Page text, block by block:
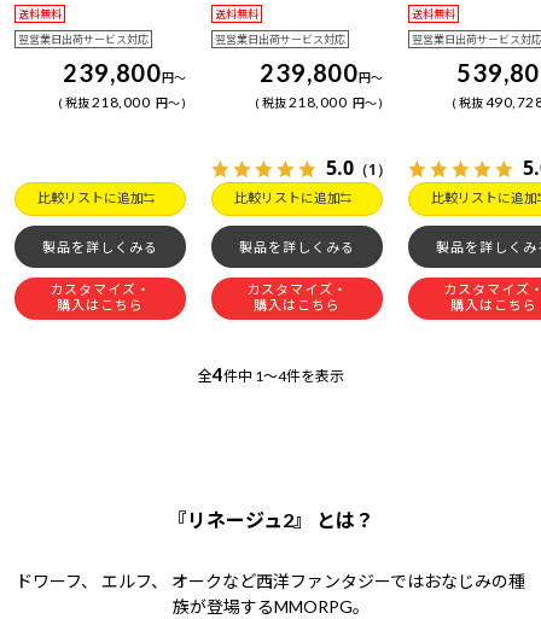
送料無料
翌営業日出荷サービス対応
239,800円～
税抜218,000 円～
比較リストに追加
製品を詳しくみる
カスタマイズ・
購入はこちら
送料無料
翌営業日出荷サービス対応
239,800円～
税抜218,000 円～
5.0 （1）
比較リストに追加
製品を詳しくみる
カスタマイズ・
購入はこちら
送料無料
翌営業日出荷サービス対応
税抜
比較リストに追加
製品を詳しくみ
カスタマイズ
購入はこちら
全4件中 1～4件を表示
『リネージュ2』 とは？
ドワーフ、 エルフ、 オークなど西洋ファンタジーではおなじみの種
族が登場するMMORPG。